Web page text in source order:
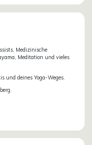
Medizinische
Meditation und vieles
und deines Yoga-Weges.